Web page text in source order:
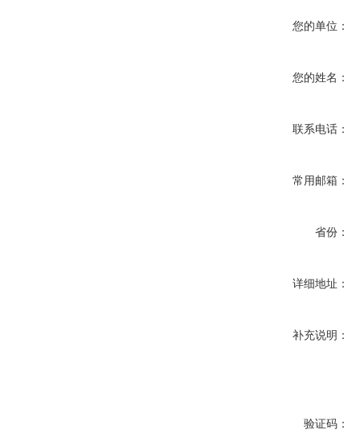
您的单位：
您的姓名：
联系电话：
常用邮箱：
省份：
详细地址：
补充说明：
验证码：